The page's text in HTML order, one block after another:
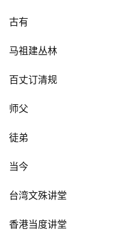
巡
频
纪
佛
艺
古有
马祖建丛林
百丈订清规
师父
徒弟
当今
台湾文殊讲堂
香港当度讲堂